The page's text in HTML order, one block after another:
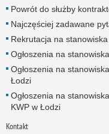
Powrót do służby
Najczęściej zadawane
Rekrutacja na
Ogłoszenia na
Ogłoszenia na
Łodzi
Ogłoszenia na
KWP w Łodzi
Kontakt